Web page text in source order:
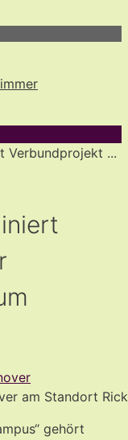
Verbundprojekt ...
am Standort
gehört